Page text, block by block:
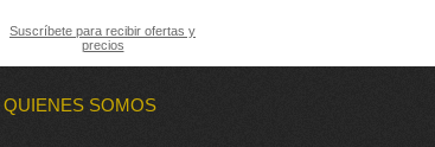
QUIENES SOMOS